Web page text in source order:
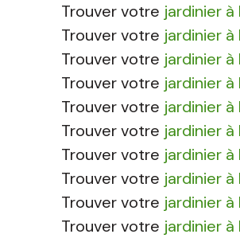
Trouver votre jardinier à
Trouver votre jardinier à
Trouver votre jardinier
Trouver votre jardinier à
Trouver votre jardinier
Trouver votre jardinier à
Trouver votre jardinier
Trouver votre jardinier à
Trouver votre jardinier
Trouver votre jardinier